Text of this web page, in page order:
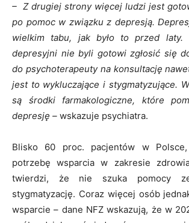
– Z drugiej strony więcej ludzi jest
po pomoc w związku z depresją.
wielkim tabu, jak było to przed laty.
depresyjni nie byli gotowi zgłosić się
do psychoterapeuty na konsultację
jest to wykluczające i stygmatyzujące.
są środki farmakologiczne, które
depresję – wskazuje psychiatra.
Blisko 60 proc. pacjentów w
potrzebę wsparcia w zakresie
twierdzi, że nie szuka pomocy
stygmatyzację. Coraz więcej osób
wsparcie – dane NFZ wskazują, że w